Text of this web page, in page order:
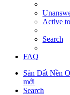
Active
Search
FAQ
Sàn Đất Nền
mới
Search